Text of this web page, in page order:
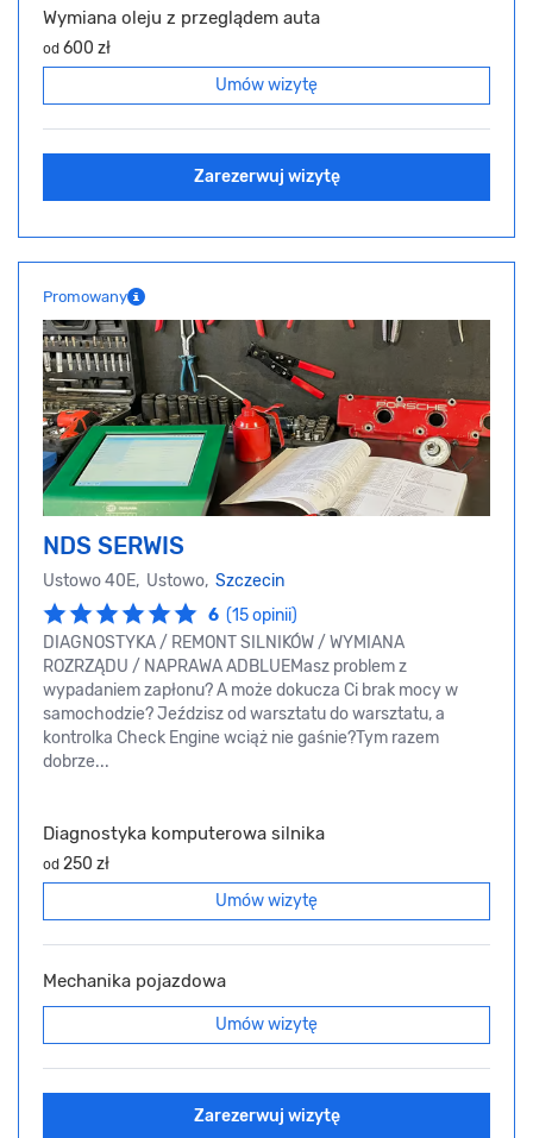
Wymiana oleju z przeglądem auta
od 600 zł
Umów wizytę
Zarezerwuj wizytę
Promowany
NDS SERWIS
Ustowo 40E, Ustowo, Szczecin
6 (15 opinii)
DIAGNOSTYKA / REMONT SILNIKÓW / WYMIANA
ROZRZĄDU / NAPRAWA ADBLUEMasz problem z
wypadaniem zapłonu? A może dokucza Ci brak mocy w
samochodzie? Jeździsz od warsztatu do warsztatu, a
kontrolka Check Engine wciąż nie gaśnie?Tym razem
dobrze...
Diagnostyka komputerowa silnika
od 250 zł
Umów wizytę
Mechanika pojazdowa
Umów wizytę
Zarezerwuj wizytę